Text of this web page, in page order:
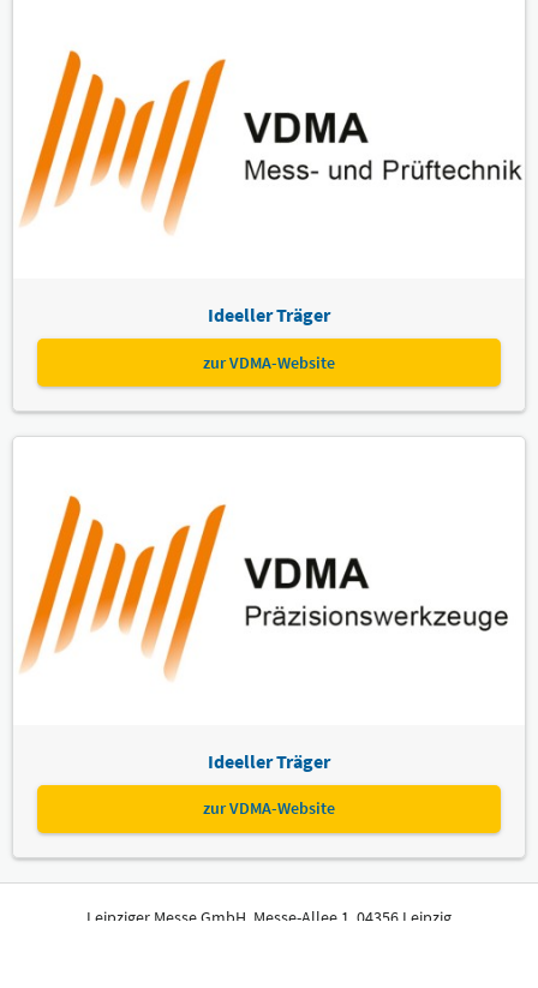
Ideeller Träger
zur VDMA-Website
Ideeller Träger
zur VDMA-Website
Leipziger Messe GmbH, Messe-Allee 1, 04356 Leipzig